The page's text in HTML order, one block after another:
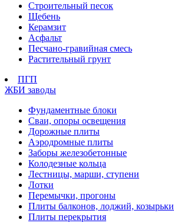
Строительный песок
Щебень
Керамзит
Асфальт
Песчано-гравийная смесь
Растительный грунт
ПГП
ЖБИ заводы
Фундаментные блоки
Сваи, опоры освещения
Дорожные плиты
Аэродромные плиты
Заборы железобетонные
Колодезные кольца
Лестницы, марши, ступени
Лотки
Перемычки, прогоны
Плиты балконов, лоджий, козырьки
Плиты перекрытия